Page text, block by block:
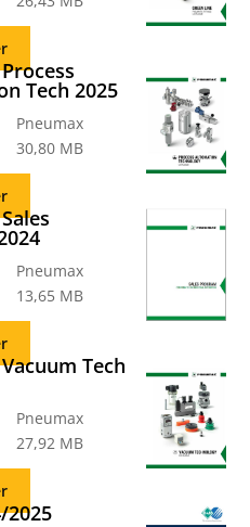
Tech 2025
Pneumax
30,80 MB
Pneumax
13,65 MB
Tech
Pneumax
27,92 MB
2025